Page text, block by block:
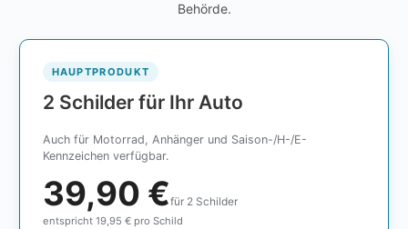
Behörde.
HAUPTPRODUKT
2 Schilder für Ihr Auto
Auch für Motorrad, Anhänger und Saison-/H-/E-
Kennzeichen verfügbar.
39,90 €für 2 Schilder
entspricht 19,95 € pro Schild